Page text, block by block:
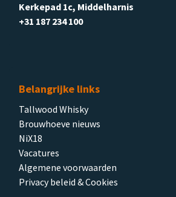
Kerkepad 1c, Middelharnis
+31 187 234 100
Belangrijke links
Tallwood Whisky
Brouwhoeve nieuws
NiX18
Vacatures
Algemene voorwaarden
Privacy beleid & Cookies